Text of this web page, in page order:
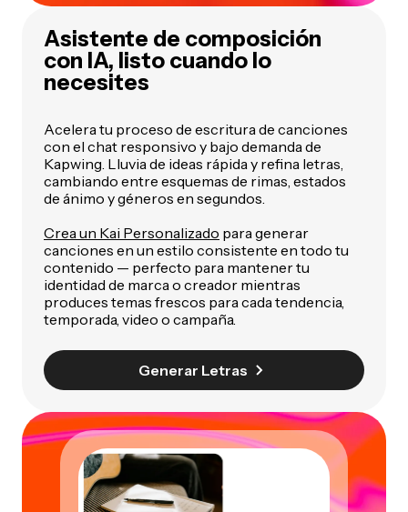
Asistente de composición
con IA, listo cuando lo
necesites
Acelera tu proceso de escritura de canciones
con el chat responsivo y bajo demanda de
Kapwing. Lluvia de ideas rápida y refina letras,
cambiando entre esquemas de rimas, estados
de ánimo y géneros en segundos.
Crea un Kai Personalizado para generar
canciones en un estilo consistente en todo tu
contenido — perfecto para mantener tu
identidad de marca o creador mientras
produces temas frescos para cada tendencia,
temporada, video o campaña.
Generar Letras